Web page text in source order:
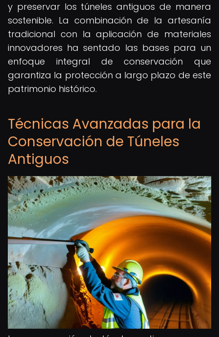
y preservar los túneles antiguos de manera
sostenible. La combinación de la artesanía
tradicional con la aplicación de materiales
innovadores ha sentado las bases para un
enfoque integral de conservación que
garantiza la protección a largo plazo de este
patrimonio histórico.
Técnicas Avanzadas para la
Conservación de Túneles
Antiguos